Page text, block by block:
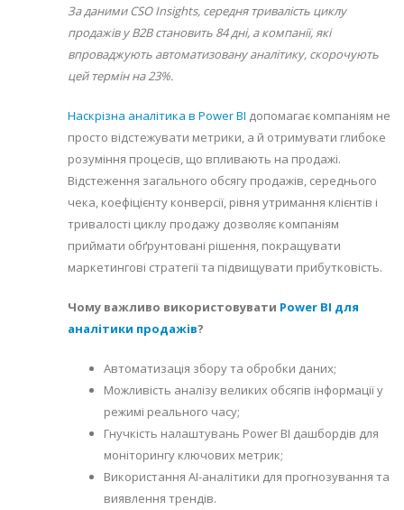
За даними CSO Insights, середня тривалість циклу
продажів у B2B становить 84 дні, а компанії, які
впроваджують автоматизовану аналітику, скорочують
цей термін на 23%.
Наскрізна аналітика в Power BI допомагає компаніям не
просто відстежувати метрики, а й отримувати глибоке
розуміння процесів, що впливають на продажі.
Відстеження загального обсягу продажів, середнього
чека, коефіцієнту конверсії, рівня утримання клієнтів і
тривалості циклу продажу дозволяє компаніям
приймати обґрунтовані рішення, покращувати
маркетингові стратегії та підвищувати прибутковість.
Чому важливо використовувати Power BI для
аналітики продажів?
Автоматизація збору та обробки даних;
Можливість аналізу великих обсягів інформації у
режимі реального часу;
Гнучкість налаштувань Power BI дашбордів для
моніторингу ключових метрик;
Використання AI-аналітики для прогнозування та
виявлення трендів.